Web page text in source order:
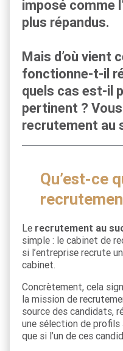
imposé comme
plus répandus.
Mais d’où vient
fonctionne-t-il
quels cas est-il
pertinent ?
recrutement au
Qu’est-ce
Le recrutement au
simple : le cabinet de
si l’entreprise recrute
cabinet.
Concrètement, cela
la mission de
source des candidats,
une sélection de profils
que si l’un de ces